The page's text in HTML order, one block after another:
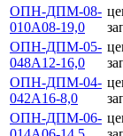
ОПН-ДПМ-08-
010А08-19,0
ОПН-ДПМ-05-
048А12-16,0
ОПН-ДПМ-04-
042А16-8,0
ОПН-ДПМ-06-